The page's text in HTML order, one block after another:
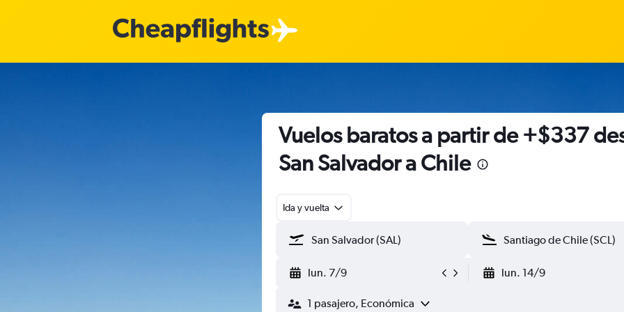
Vuelos baratos a partir de +$337
San Salvador a Chile
Ida y vuelta
lun. 7/9 lun. 14/9
1 pasajero, Económica